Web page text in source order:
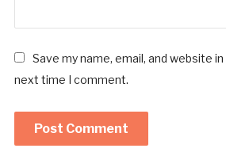
Save my name, email, and website
next time I comment.